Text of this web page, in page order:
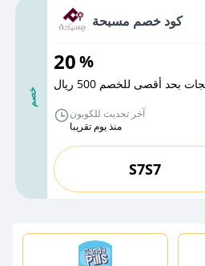
خصم
كود خصم مسبحة
20%
بحد أقصى للخصم 500 ريال
آخر تحديث للكوبون
منذ يوم تقريبا
S7S7